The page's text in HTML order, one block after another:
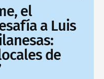
el
a Luis
de